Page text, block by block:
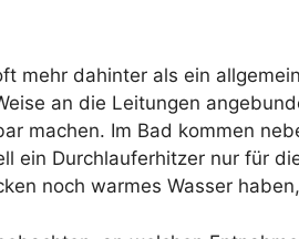
mehr dahinter als ein
an die Leitungen
machen. Im Bad kommen
ein Durchlauferhitzer nur für
noch warmes Wasser